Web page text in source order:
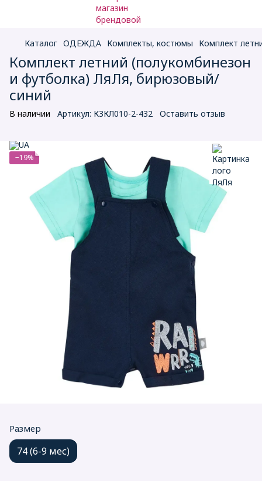
Каталог ОДЕЖДА Комплекты, костюмы Комплект
Комплект летний (полукомбинезон
и футболка) ЛяЛя, бирюзовый/
синий
В наличии Артикул: К3КЛ010-2-432 Оставить отзыв
−19%
Размер
74 (6-9 мес)